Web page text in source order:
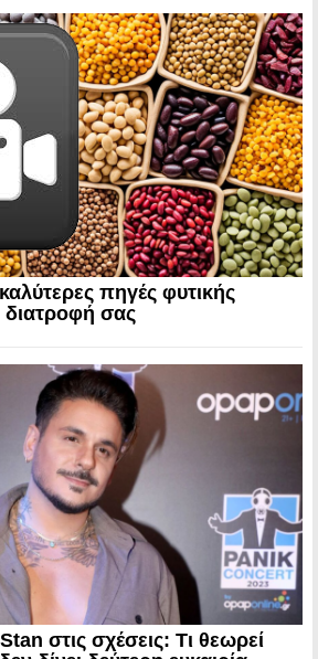
πηγές φυτικής
διατροφή σας
στις σχέσεις: Τι θεωρεί